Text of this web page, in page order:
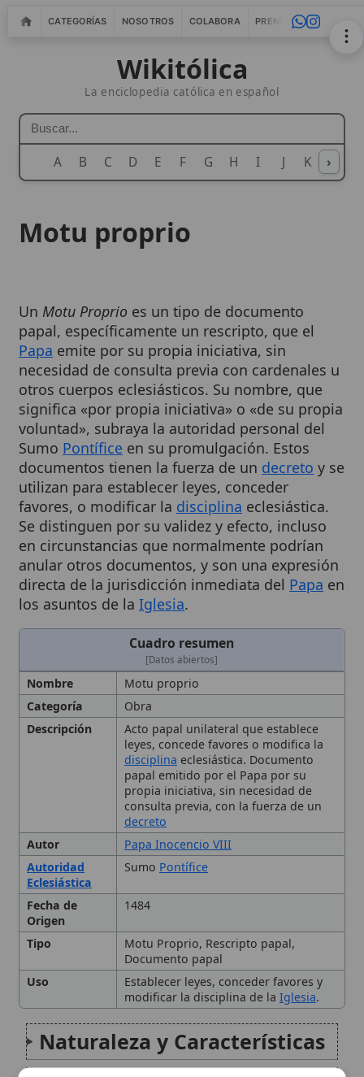
CATEGORÍAS NOSOTROS COLABORA PRENSA WEBMASTERS
Wikitólica
La enciclopedia católica en español
A B C D E F G H I J K L M
›
Papaemite por su propia iniciativa, sin
necesidad de consulta previa con cardenales u
otros cuerpos eclesiásticos. Su nombre, que
significa «por propia iniciativa» o «de su propia
voluntad», subraya la autoridad personal del
SumoPontífice en su promulgación. Estos
documentos tienen la fuerza de un decretoy se
utilizan para establecer leyes, conceder
favores, o modificar la disciplinaeclesiástica.
Se distinguen por su validez y efecto, incluso
en circunstancias que normalmente podrían
anular otros documentos, y son una expresión
directa de la jurisdicción inmediata delPapaen
los asuntos de laIglesia
Cuadro resumen
[Datos abiertos]
Obra
Acto papal unilateral que establece
leyes, concede favores o modifica la
disciplinaeclesiástica. Documento
papal emitido por el Papa por su
propia iniciativa, sin necesidad de
consulta previa, con la fuerza de un
decreto
Papa Inocencio VIII
SumoPontífice
Origen
1484
Tipo Motu Proprio, Rescripto papal,
Documento papal
Uso
Establecer leyes, conceder favores y
modificar la disciplina de la
Naturaleza y Características
Efectos Legales y Canónicos
Ejemplos Notables de Motu
Proprio
🙏 Bienvenido a Wikitólica
imprimatur . No sustituye al Catecismo, a la Sagrada
Escritura ni a los documentos oficiales de la Iglesia y está
destinada únicamente a la estudio personal. El borrador de